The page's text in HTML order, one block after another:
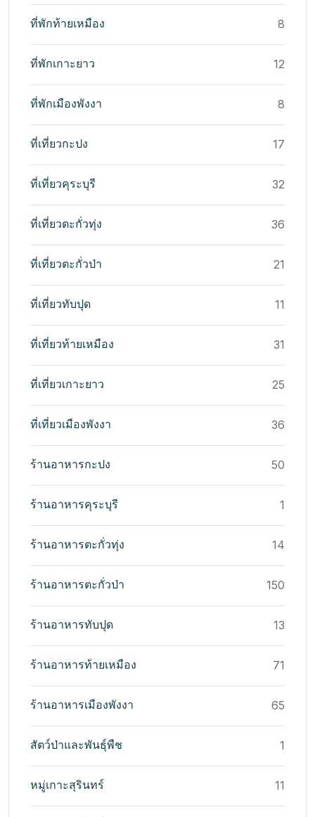
ที่พักท้ายเหมือง 8
ที่พักเกาะยาว 12
ที่พักเมืองพังงา 8
ที่เที่ยวกะปง 17
ที่เที่ยวคุระบุรี 32
ที่เที่ยวตะกั่วทุ่ง 36
ที่เที่ยวตะกั่วป่า 21
ที่เที่ยวทับปุด 11
ที่เที่ยวท้ายเหมือง 31
ที่เที่ยวเกาะยาว 25
ที่เที่ยวเมืองพังงา 36
ร้านอาหารกะปง 50
ร้านอาหารคุระบุรี 1
ร้านอาหารตะกั่วทุ่ง 14
ร้านอาหารตะกั่วป่า 150
ร้านอาหารทับปุด 13
ร้านอาหารท้ายเหมือง 71
ร้านอาหารเมืองพังงา 65
สัตว์ป่าและพันธุ์พืช 1
หมู่เกาะสุรินทร์ 11